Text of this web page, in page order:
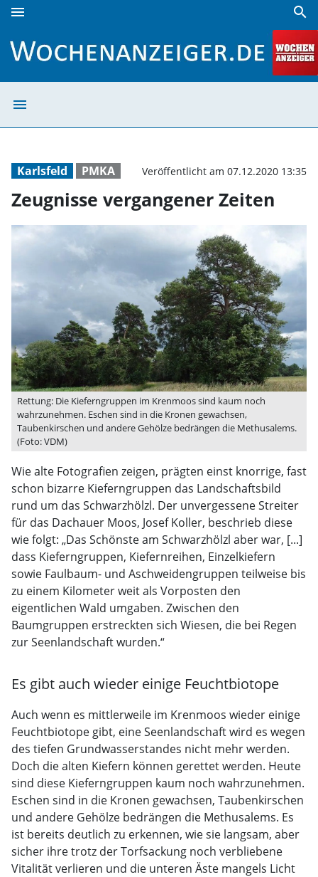
menu search
menu
Karlsfeld PMKA Veröffentlicht am 07.12.2020 13:35
Zeugnisse vergangener Zeiten
Rettung: Die Kieferngruppen im Krenmoos sind kaum noch
wahrzunehmen. Eschen sind in die Kronen gewachsen,
Taubenkirschen und andere Gehölze bedrängen die Methusalems.
(Foto: VDM)
Wie alte Fotografien zeigen, prägten einst knorrige, fast
schon bizarre Kieferngruppen das Landschaftsbild
rund um das Schwarzhölzl. Der unvergessene Streiter
für das Dachauer Moos, Josef Koller, beschrieb diese
wie folgt: „Das Schönste am Schwarzhölzl aber war, [...]
dass Kieferngruppen, Kiefernreihen, Einzelkiefern
sowie Faulbaum- und Aschweidengruppen teilweise bis
zu einem Kilometer weit als Vorposten den
eigentlichen Wald umgaben. Zwischen den
Baumgruppen erstreckten sich Wiesen, die bei Regen
zur Seenlandschaft wurden.“
Es gibt auch wieder einige Feuchtbiotope
Auch wenn es mittlerweile im Krenmoos wieder einige
Feuchtbiotope gibt, eine Seenlandschaft wird es wegen
des tiefen Grundwasserstandes nicht mehr werden.
Doch die alten Kiefern können gerettet werden. Heute
sind diese Kieferngruppen kaum noch wahrzunehmen.
Eschen sind in die Kronen gewachsen, Taubenkirschen
und andere Gehölze bedrängen die Methusalems. Es
ist bereits deutlich zu erkennen, wie sie langsam, aber
sicher ihre trotz der Torfsackung noch verbliebene
Vitalität verlieren und die unteren Äste mangels Licht